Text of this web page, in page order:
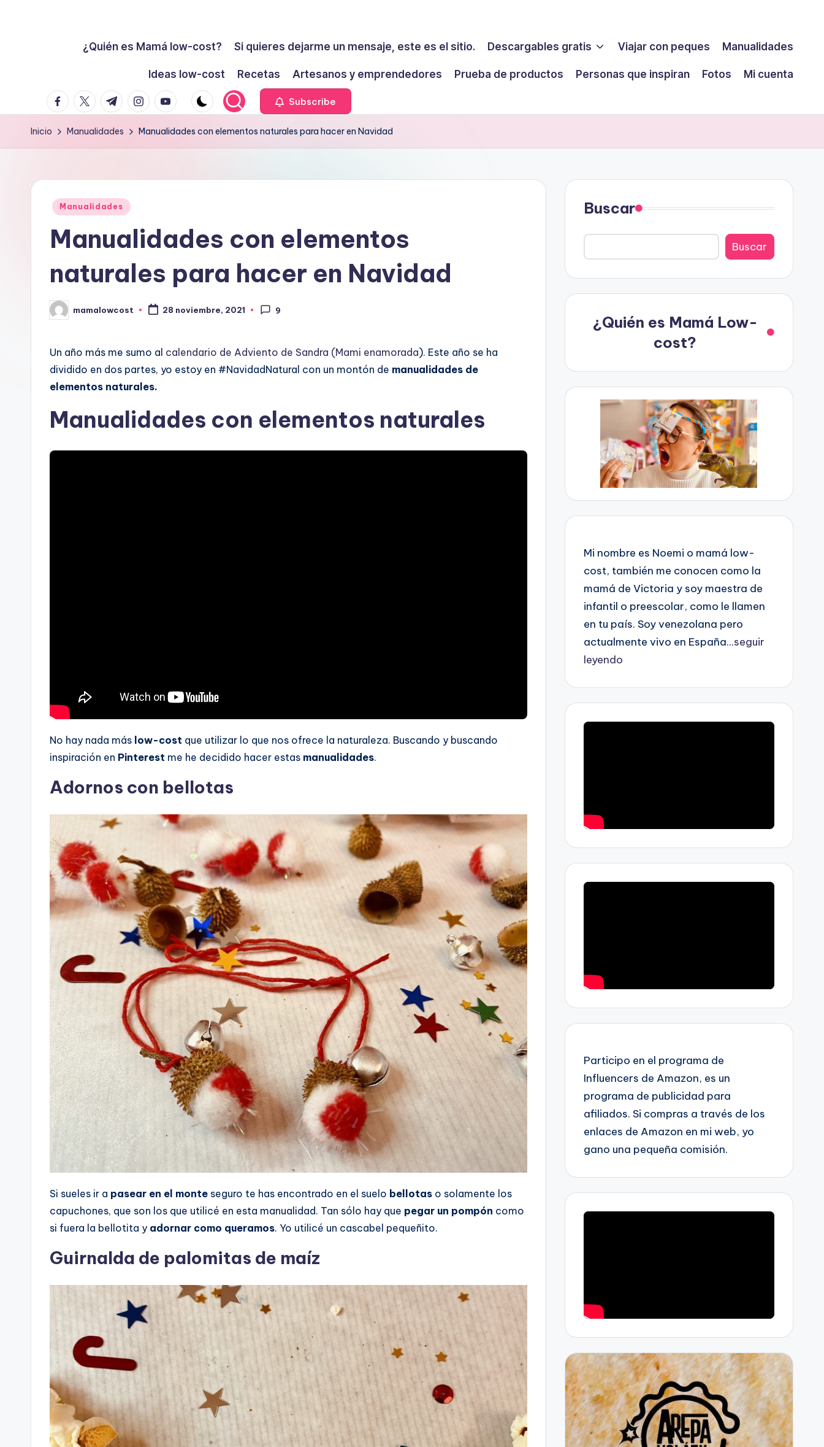
no
morir
en
¿Quién es Mamá low-cost? Si quieres dejarme un mensaje, este es el sitio. Descargables gratis Viajar con peques Manualidades
Ideas low-cost Recetas Artesanos y emprendedores Prueba de productos Personas que inspiran Fotos
Mi cuenta
facebook.com
twitter.com
t.me instagram.com
youtube.com Subscribe
Inicio Manualidades Manualidades con elementos naturales para hacer en Navidad
Publicado
Manualidades
Manualidades con elementos
naturales para hacer en Navidad
Publicado
por
mamalowcost 28 noviembre, 2021 9
Un año más me sumo al calendario de Adviento de Sandra (Mami enamorada). Este año se ha
dividido en dos partes, yo estoy en #NavidadNatural con un montón de manualidades de
elementos naturales.
Manualidades con elementos naturales
No hay nada más low-cost que utilizar lo que nos ofrece la naturaleza. Buscando y buscando
inspiración en Pinterest me he decidido hacer estas manualidades.
Adornos con bellotas
Si sueles ir a pasear en el monte seguro te has encontrado en el suelo bellotas o solamente los
capuchones, que son los que utilicé en esta manualidad. Tan sólo hay que pegar un pompón como
si fuera la bellotita y adornar como queramos. Yo utilicé un cascabel pequeñito.
Guirnalda de palomitas de maíz
Buscar
Buscar
¿Quién es Mamá Low-
cost?
Mi nombre es Noemi o mamá low-
cost, también me conocen como la
mamá de Victoria y soy maestra de
infantil o preescolar, como le llamen
en tu país. Soy venezolana pero
actualmente vivo en España...seguir
leyendo
Participo en el programa de
Influencers de Amazon, es un
programa de publicidad para
afiliados. Si compras a través de los
enlaces de Amazon en mi web, yo
gano una pequeña comisión.